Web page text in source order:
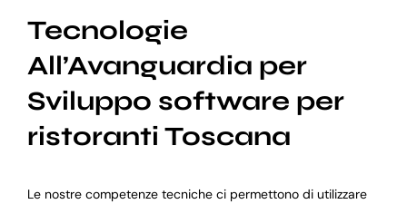
Tecnologie
All’Avanguardia per
Sviluppo software per
ristoranti Toscana
Le nostre competenze tecniche ci permettono di utilizzare